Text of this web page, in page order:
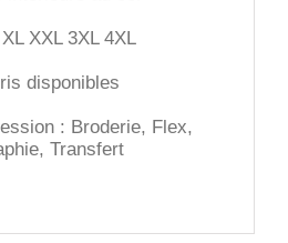
XXL 3XL 4XL
disponibles
: Broderie, Flex,
Transfert